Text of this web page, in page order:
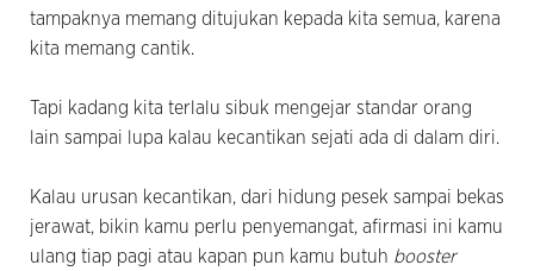
tampaknya memang ditujukan kepada kita semua, karena
kita memang cantik.
Tapi kadang kita terlalu sibuk mengejar standar orang
lain sampai lupa kalau kecantikan sejati ada di dalam diri.
Kalau urusan kecantikan, dari hidung pesek sampai bekas
jerawat, bikin kamu perlu penyemangat, afirmasi ini kamu
ulang tiap pagi atau kapan pun kamu butuh booster